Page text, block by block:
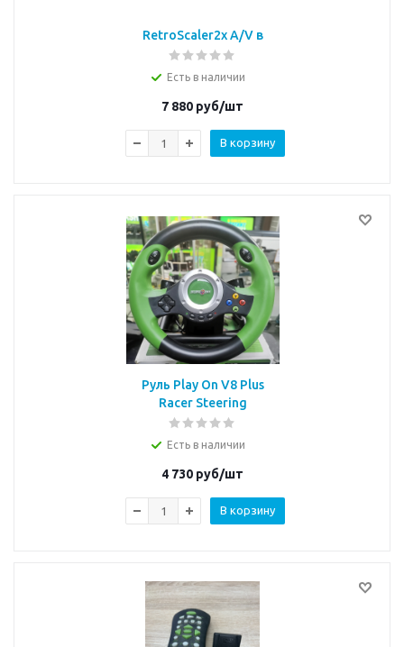
RetroScaler2x A/V в
HDMI
Есть в наличии
7 880 руб/шт
В корзину
Руль Play On V8 Plus
Racer Steering
Есть в наличии
4 730 руб/шт
В корзину